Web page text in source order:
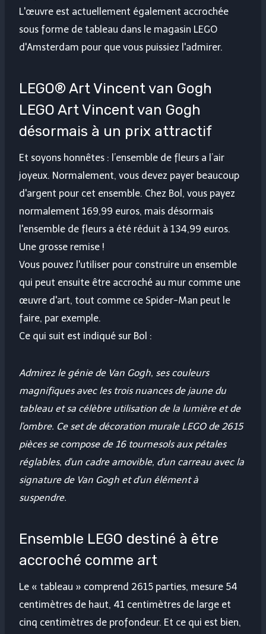
L'œuvre est actuellement également accrochée
sous forme de tableau dans le magasin LEGO
d'Amsterdam pour que vous puissiez l'admirer.
LEGO® Art Vincent van Gogh
LEGO Art Vincent van Gogh
désormais à un prix attractif
Et soyons honnêtes : l’ensemble de fleurs a l’air
joyeux. Normalement, vous devez payer beaucoup
d'argent pour cet ensemble. Chez Bol, vous payez
normalement 169,99 euros, mais désormais
l'ensemble de fleurs a été réduit à 134,99 euros.
Une grosse remise !
Vous pouvez l'utiliser pour construire un ensemble
qui peut ensuite être accroché au mur comme une
œuvre d'art, tout comme ce Spider-Man peut le
faire, par exemple.
Ce qui suit est indiqué sur Bol :
Admirez le génie de Van Gogh, ses couleurs
magnifiques avec les trois nuances de jaune du
tableau et sa célèbre utilisation de la lumière et de
l'ombre. Ce set de décoration murale LEGO de 2615
pièces se compose de 16 tournesols aux pétales
réglables, d'un cadre amovible, d'un carreau avec la
signature de Van Gogh et d'un élément à
suspendre.
Ensemble LEGO destiné à être
accroché comme art
Le « tableau » comprend 2615 parties, mesure 54
centimètres de haut, 41 centimètres de large et
cinq centimètres de profondeur. Et ce qui est bien,